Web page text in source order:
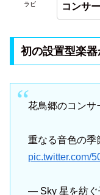
ラビ
コンサ
初の設置型楽
花鳥郷のコンサ
重なる音色の季
pic.twitter.com/
— Sky 星を紡ぐ